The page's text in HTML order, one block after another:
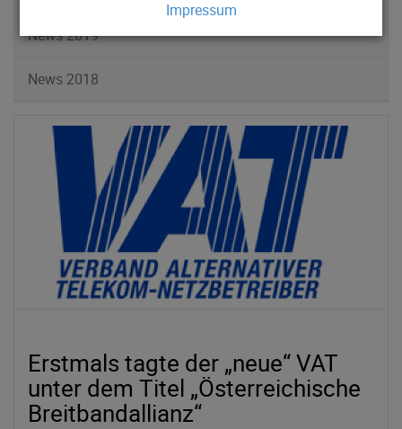
Erstmals tagte der „neue“ VAT
unter dem Titel „Österreichische
Breitbandallianz“
News 2019
News 2018
Impressum